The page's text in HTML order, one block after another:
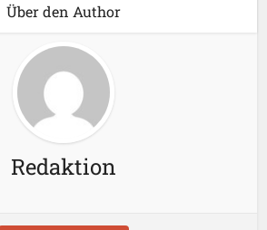
Über den Author
Redaktion